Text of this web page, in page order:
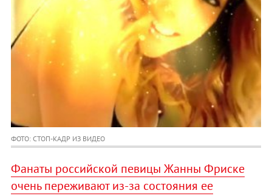
ФОТО: СТОП-КАДР ИЗ ВИДЕО
Фанаты российской певицы Жанны Фриске
очень переживают из-за состояния ее